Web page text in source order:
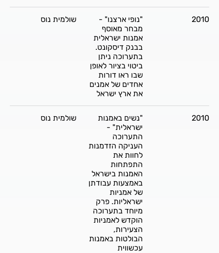
2010
"נופי ארצנו" -
מבחר מאוסף
אמנות ישראלית
בבנק דיסקונט.
בתערוכה ניתן
ביטוי בציור לאופן
שבו ראו דורות
אחדים של אמנים
את ארץ ישראל
שולמית נוס
2010
"נשים באמנות
ישראלית" -
התערוכה
העניקה הזדמנות
לחוות את
התפתחות
האמנות בישראל
באמצעות עבודתן
של אמניות
ישראליות. פרק
מיוחד בתערוכה
הוקדש לאמניות
הצעירות,
הבולטות באמנות
עכשווית
שולמית נוס